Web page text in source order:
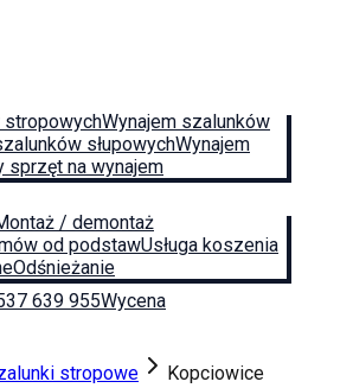
stropowychWynajem szalunków
słupowychWynajem
sprzęt na wynajem
/ demontaż
od podstawUsługa koszenia
Odśnieżanie
639 955Wycena
stropowe
Kopciowice